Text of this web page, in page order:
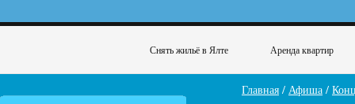
Снять жильё в Ялте Аренда квартир
Главная / Афиша /